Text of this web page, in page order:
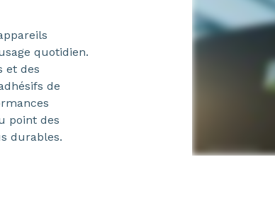
quotidien.
et des
de
point des
durables.